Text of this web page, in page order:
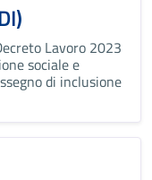
Lavoro 2023
sociale e
di inclusione